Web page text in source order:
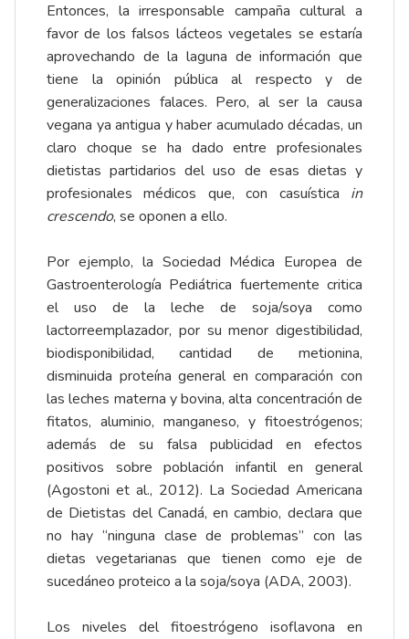
Entonces, la irresponsable campaña cultural a
favor de los falsos lácteos vegetales se estaría
aprovechando de la laguna de información que
tiene la opinión pública al respecto y de
generalizaciones falaces. Pero, al ser la causa
vegana ya antigua y haber acumulado décadas, un
claro choque se ha dado entre profesionales
dietistas partidarios del uso de esas dietas y
profesionales médicos que, con casuística in
crescendo, se oponen a ello.
Por ejemplo, la Sociedad Médica Europea de
Gastroenterología Pediátrica fuertemente critica
el uso de la leche de soja/soya como
lactorreemplazador, por su menor digestibilidad,
biodisponibilidad, cantidad de metionina,
disminuida proteína general en comparación con
las leches materna y bovina, alta concentración de
fitatos, aluminio, manganeso, y fitoestrógenos;
además de su falsa publicidad en efectos
positivos sobre población infantil en general
(Agostoni et al., 2012). La Sociedad Americana
de Dietistas del Canadá, en cambio, declara que
no hay “ninguna clase de problemas” con las
dietas vegetarianas que tienen como eje de
sucedáneo proteico a la soja/soya (ADA, 2003).
Los niveles del fitoestrógeno isoflavona en